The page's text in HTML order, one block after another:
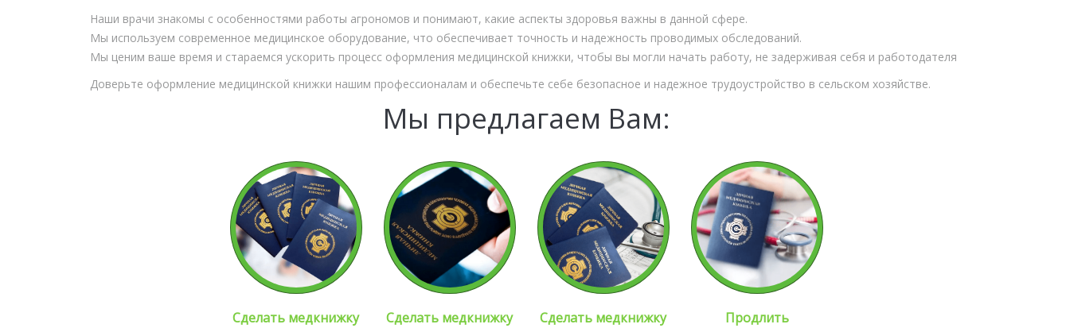
Наши врачи знакомы с особенностями работы агрономов и понимают, какие аспекты здоровья важны в данной сфере.
Мы используем современное медицинское оборудование, что обеспечивает точность и надежность проводимых обследований.
Мы ценим ваше время и стараемся ускорить процесс оформления медицинской книжки, чтобы вы могли начать работу, не задерживая себя и работодателя
Доверьте оформление медицинской книжки нашим профессионалам и обеспечьте себе безопасное и надежное трудоустройство в сельском хозяйстве.
Мы предлагаем Вам:
Сделать медкнижку
Сделать медкнижку
Сделать медкнижку
Продлить